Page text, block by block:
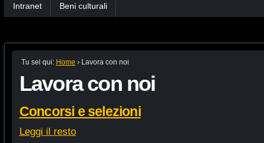
Intranet Beni culturali
Tu sei qui: Home › Lavora con noi
Lavora con noi
Concorsi e selezioni
Leggi il resto